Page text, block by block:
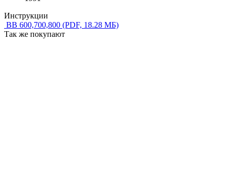
Инструкции
ВВ 600,700,800 (PDF, 18.28 МБ)
Так же покупают